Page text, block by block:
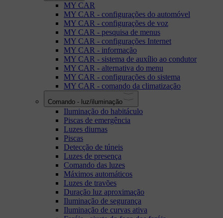
MY CAR
MY CAR - configurações do automóvel
MY CAR - configurações de voz
MY CAR - pesquisa de menus
MY CAR - configurações Internet
MY CAR - informação
MY CAR - sistema de auxílio ao condutor
MY CAR - alternativa do menu
MY CAR - configurações do sistema
MY CAR - comando da climatização
Comando - luz/iluminação
Iluminação do habitáculo
Piscas de emergência
Luzes diurnas
Piscas
Detecção de túneis
Luzes de presença
Comando das luzes
Máximos automáticos
Luzes de travões
Duração luz aproximação
Iluminação de segurança
Iluminação de curvas ativa